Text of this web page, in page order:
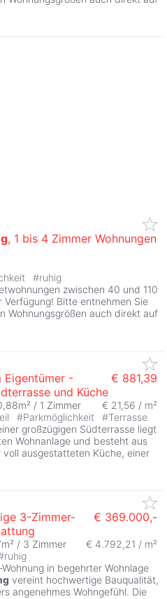
, 1 bis 4 Zimmer Wohnungen
#ruhig
zwischen 40 und 110
Bitte entnehmen Sie
Wohnungsgrößen auch direkt auf
Eigentümer -
und Küche
€ 881,39
/ 1 Zimmer
€ 21,56 / m²
#Parkmöglichkeit #Terrasse
großzügigen Südterrasse liegt
Wohnanlage und besteht aus
ausgestatteten Küche, einer
3-Zimmer-
€ 369.000,-
/ 3 Zimmer
€ 4.792,21 / m²
ruhig
in begehrter Wohnlage
vereint hochwertige Bauqualität,
angenehmes Wohngefühl. Die